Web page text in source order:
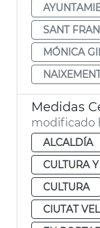
SANT
MÓNICA
modificado
ALCALDÍA
CULTURA
CULTURA
CIUTAT